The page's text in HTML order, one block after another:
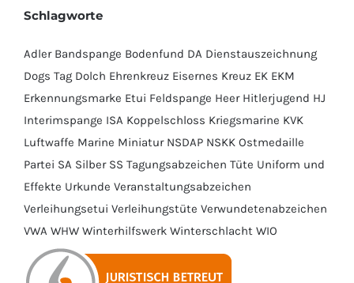
Schlagworte
Adler Bandspange Bodenfund DA Dienstauszeichnung
Dogs Tag Dolch Ehrenkreuz Eisernes Kreuz EK EKM
Erkennungsmarke Etui Feldspange Heer Hitlerjugend HJ
Interimspange ISA Koppelschloss Kriegsmarine KVK
Luftwaffe Marine Miniatur NSDAP NSKK Ostmedaille
Partei SA Silber SS Tagungsabzeichen Tüte Uniform und
Effekte Urkunde Veranstaltungsabzeichen
Verleihungsetui Verleihungstüte Verwundetenabzeichen
VWA WHW Winterhilfswerk Winterschlacht WIO